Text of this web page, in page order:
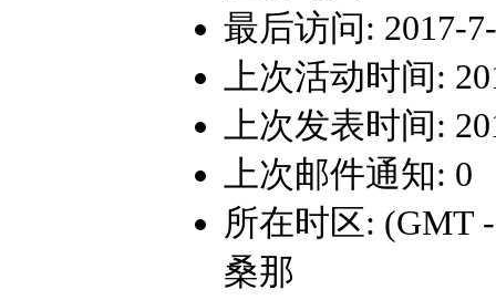
最后访问: 2017-
上次活动时间:
上次发表时间:
上次邮件通知: 0
所在时区: (GMT
桑那